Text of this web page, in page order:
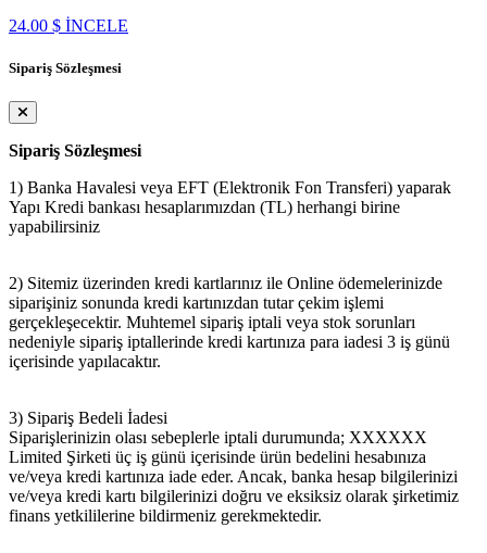
24.00 $ İNCELE
Sipariş Sözleşmesi
Sipariş Sözleşmesi
1) Banka Havalesi veya EFT (Elektronik Fon Transferi) yaparak
Yapı Kredi bankası hesaplarımızdan (TL) herhangi birine
yapabilirsiniz
2) Sitemiz üzerinden kredi kartlarınız ile Online ödemelerinizde
siparişiniz sonunda kredi kartınızdan tutar çekim işlemi
gerçekleşecektir. Muhtemel sipariş iptali veya stok sorunları
nedeniyle sipariş iptallerinde kredi kartınıza para iadesi 3 iş günü
içerisinde yapılacaktır.
3) Sipariş Bedeli İadesi
Siparişlerinizin olası sebeplerle iptali durumunda; XXXXXX
Limited Şirketi üç iş günü içerisinde ürün bedelini hesabınıza
ve/veya kredi kartınıza iade eder. Ancak, banka hesap bilgilerinizi
ve/veya kredi kartı bilgilerinizi doğru ve eksiksiz olarak şirketimiz
finans yetkililerine bildirmeniz gerekmektedir.